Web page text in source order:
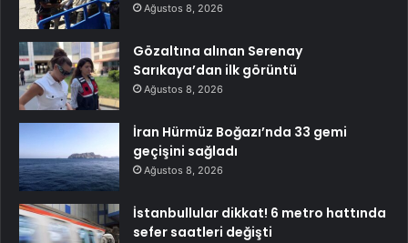
Ağustos 8, 2026
Gözaltına alınan Serenay
Sarıkaya’dan ilk görüntü
Ağustos 8, 2026
İran Hürmüz Boğazı’nda 33 gemi
geçişini sağladı
Ağustos 8, 2026
İstanbullular dikkat! 6 metro hattında
sefer saatleri değişti